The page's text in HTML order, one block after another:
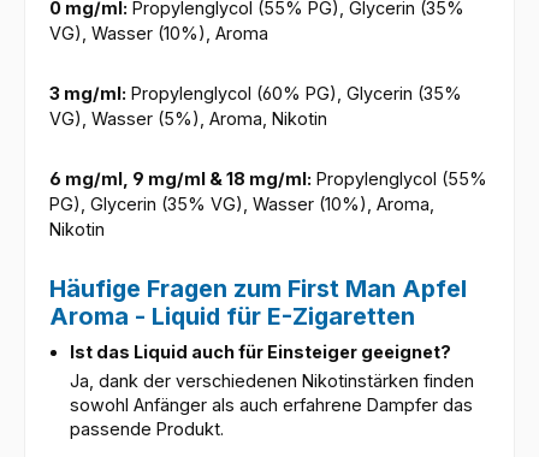
0 mg/ml: Propylenglycol (55% PG), Glycerin (35%
VG), Wasser (10%), Aroma
3 mg/ml: Propylenglycol (60% PG), Glycerin (35%
VG), Wasser (5%), Aroma, Nikotin
6 mg/ml, 9 mg/ml & 18 mg/ml: Propylenglycol (55%
PG), Glycerin (35% VG), Wasser (10%), Aroma,
Nikotin
Häufige Fragen zum First Man Apfel
Aroma - Liquid für E-Zigaretten
Ist das Liquid auch für Einsteiger geeignet?
Ja, dank der verschiedenen Nikotinstärken finden
sowohl Anfänger als auch erfahrene Dampfer das
passende Produkt.